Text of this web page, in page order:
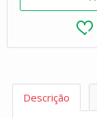
Descrição